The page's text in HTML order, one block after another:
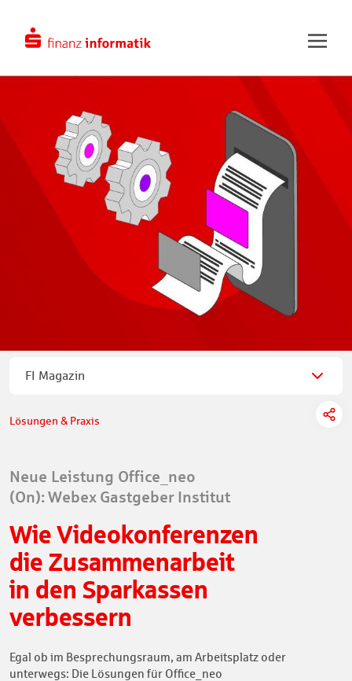
FI Magazin
Lösungen & Praxis
Neue Leistung Office_neo
(On): Webex Gastgeber Institut
Wie Videokonferenzen
die Zusammenarbeit
in den Sparkassen
verbessern
Egal ob im Besprechungsraum, am Arbeitsplatz oder
unterwegs: Die Lösungen für Office_neo